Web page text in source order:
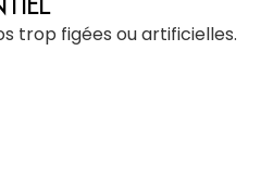
trop figées ou artificielles.